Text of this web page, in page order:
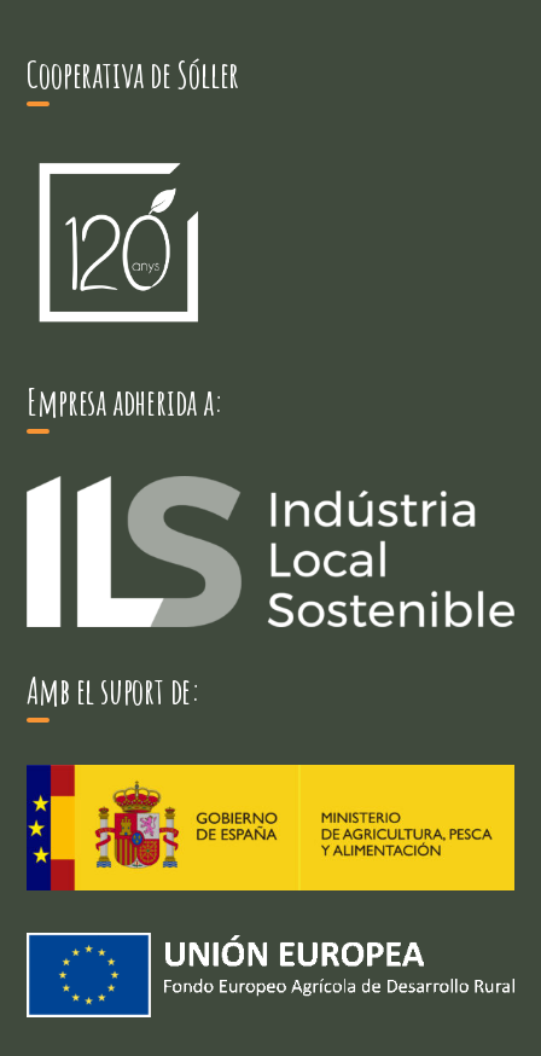
Cooperativa de Sóller
Empresa adherida a:
Amb el suport de: